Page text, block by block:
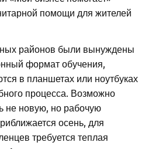
помощи для жителей
районов были вынуждены
формат обучения,
в планшетах или ноутбуках
процесса. Возможно
не новую, но рабочую
осень, для
требуется теплая